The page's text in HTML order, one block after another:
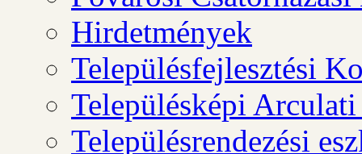
Hirdetmények
Településfejlesztési
Településképi
Településrendezési